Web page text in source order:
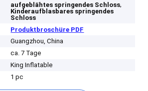
aufgeblähtes springendes Schloss,
Kinderaufblasbares springendes
Schloss
Produktbroschüre PDF
Guangzhou, China
ca. 7 Tage
King Inflatable
1 pc